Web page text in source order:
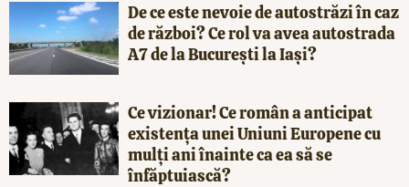
De ce este nevoie de autostrăzi în caz
de război? Ce rol va avea autostrada
A7 de la București la Iași?
Ce vizionar! Ce român a anticipat
existența unei Uniuni Europene cu
mulți ani înainte ca ea să se
înfăptuiască?